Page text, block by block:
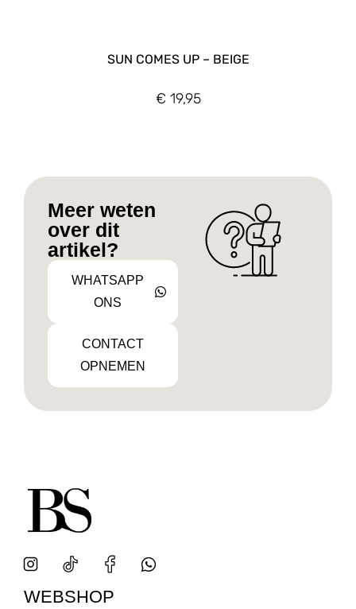
SUN COMES UP – BEIGE
€ 19,95
Meer weten
over dit
artikel?
WHATSAPP
ONS
CONTACT
OPNEMEN
WEBSHOP